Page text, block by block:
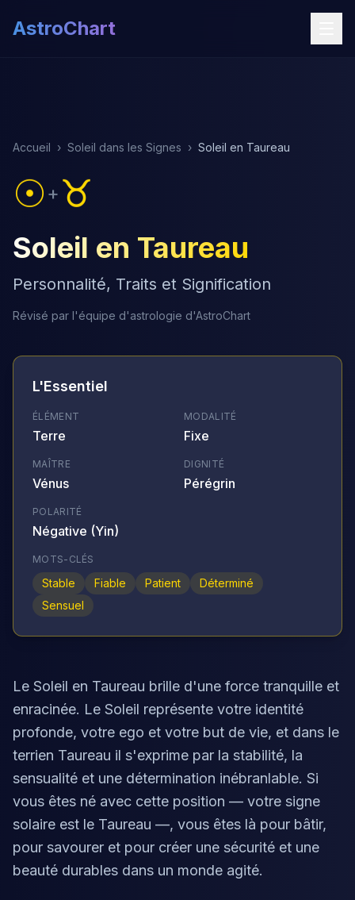
AstroChart
Accueil › Soleil dans les Signes › Soleil en Taureau
☉ + ♉
Soleil en Taureau
Personnalité, Traits et Signification
Révisé par l'équipe d'astrologie d'AstroChart
L'Essentiel
ÉLÉMENT
Terre
MODALITÉ
Fixe
MAÎTRE
Vénus
DIGNITÉ
Pérégrin
POLARITÉ
Négative (Yin)
MOTS-CLÉS
Stable Fiable Patient
Déterminé
Sensuel
Le Soleil en Taureau brille d'une force tranquille et
enracinée. Le Soleil représente votre identité
profonde, votre ego et votre but de vie, et dans le
terrien Taureau il s'exprime par la stabilité, la
sensualité et une détermination inébranlable. Si
vous êtes né avec cette position — votre signe
solaire est le Taureau —, vous êtes là pour bâtir,
pour savourer et pour créer une sécurité et une
beauté durables dans un monde agité.